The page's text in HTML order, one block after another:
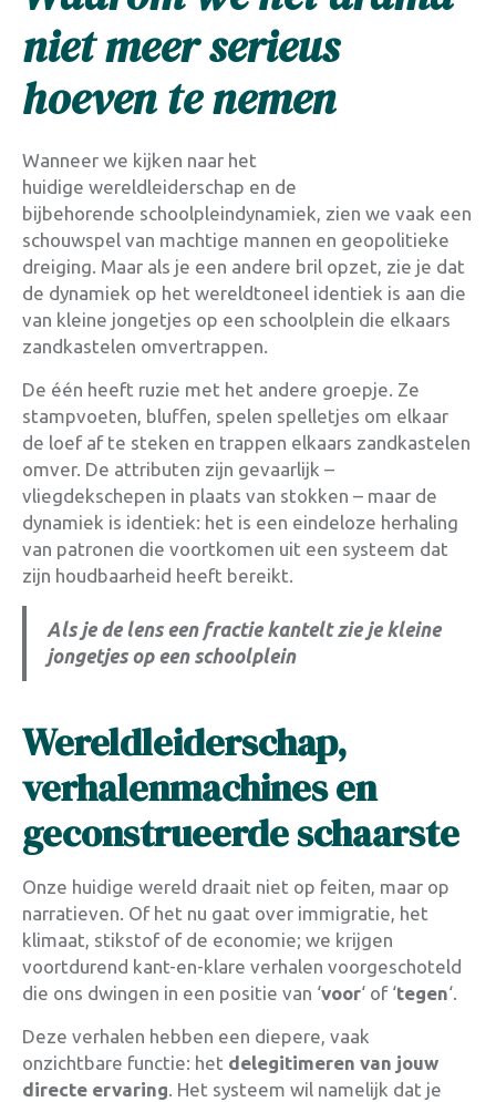
niet meer serieus
hoeven te nemen
Wanneer we kijken naar het
huidige wereldleiderschap en de
bijbehorende schoolpleindynamiek, zien we vaak een
schouwspel van machtige mannen en geopolitieke
dreiging. Maar als je een andere bril opzet, zie je dat
de dynamiek op het wereldtoneel identiek is aan die
van kleine jongetjes op een schoolplein die elkaars
zandkastelen omvertrappen.
De één heeft ruzie met het andere groepje. Ze
stampvoeten, bluffen, spelen spelletjes om elkaar
de loef af te steken en trappen elkaars zandkastelen
omver. De attributen zijn gevaarlijk –
vliegdekschepen in plaats van stokken – maar de
dynamiek is identiek: het is een eindeloze herhaling
van patronen die voortkomen uit een systeem dat
zijn houdbaarheid heeft bereikt.
Als je de lens een fractie kantelt zie je kleine
jongetjes op een schoolplein
Wereldleiderschap,
verhalenmachines en
geconstrueerde schaarste
Onze huidige wereld draait niet op feiten, maar op
narratieven. Of het nu gaat over immigratie, het
klimaat, stikstof of de economie; we krijgen
voortdurend kant-en-klare verhalen voorgeschoteld
die ons dwingen in een positie van ‘voor‘ of ‘tegen‘.
Deze verhalen hebben een diepere, vaak
onzichtbare functie: het delegitimeren van jouw
directe ervaring. Het systeem wil namelijk dat je